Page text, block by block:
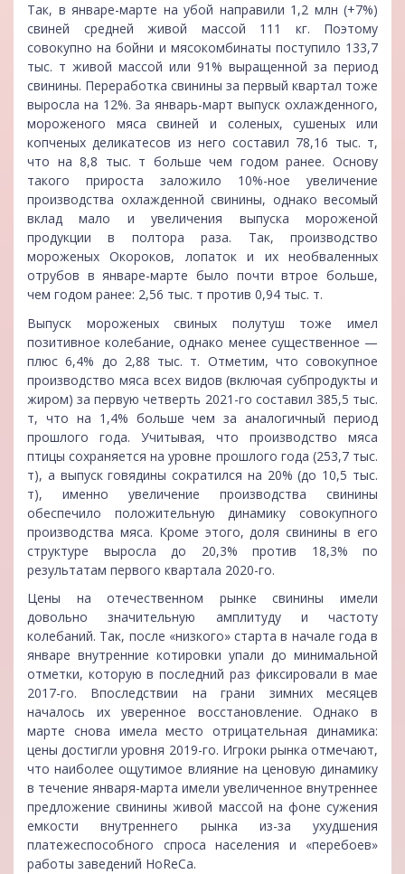
Так, в январе-марте на убой направили 1,2 млн (+7%)
свиней средней живой массой 111 кг. Поэтому
совокупно на бойни и мясокомбинаты поступило 133,7
тыс. т живой массой или 91% выращенной за период
свинины. Переработка свинины за первый квартал тоже
выросла на 12%. За январь-март выпуск охлажденного,
мороженого мяса свиней и соленых, сушеных или
копченых деликатесов из него составил 78,16 тыс. т,
что на 8,8 тыс. т больше чем годом ранее. Основу
такого прироста заложило 10%-ное увеличение
производства охлажденной свинины, однако весомый
вклад мало и увеличения выпуска мороженой
продукции в полтора раза. Так, производство
мороженых Окороков, лопаток и их необваленных
отрубов в январе-марте было почти втрое больше,
чем годом ранее: 2,56 тыс. т против 0,94 тыс. т.
Выпуск мороженых свиных полутуш тоже имел
позитивное колебание, однако менее существенное —
плюс 6,4% до 2,88 тыс. т. Отметим, что совокупное
производство мяса всех видов (включая субпродукты и
жиром) за первую четверть 2021-го составил 385,5 тыс.
т, что на 1,4% больше чем за аналогичный период
прошлого года. Учитывая, что производство мяса
птицы сохраняется на уровне прошлого года (253,7 тыс.
т), а выпуск говядины сократился на 20% (до 10,5 тыс.
т), именно увеличение производства свинины
обеспечило положительную динамику совокупного
производства мяса. Кроме этого, доля свинины в его
структуре выросла до 20,3% против 18,3% по
результатам первого квартала 2020-го.
Цены на отечественном рынке свинины имели
довольно значительную амплитуду и частоту
колебаний. Так, после «низкого» старта в начале года в
январе внутренние котировки упали до минимальной
отметки, которую в последний раз фиксировали в мае
2017-го. Впоследствии на грани зимних месяцев
началось их уверенное восстановление. Однако в
марте снова имела место отрицательная динамика:
цены достигли уровня 2019-го. Игроки рынка отмечают,
что наиболее ощутимое влияние на ценовую динамику
в течение января-марта имели увеличенное внутреннее
предложение свинины живой массой на фоне сужения
емкости внутреннего рынка из-за ухудшения
платежеспособного спроса населения и «перебоев»
работы заведений HoReCa.